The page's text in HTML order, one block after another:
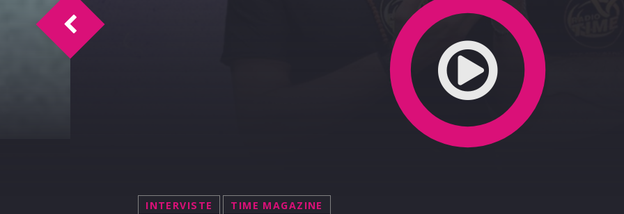
INTERVISTE TIME MAGAZINE
T.I. Intervista Saimon